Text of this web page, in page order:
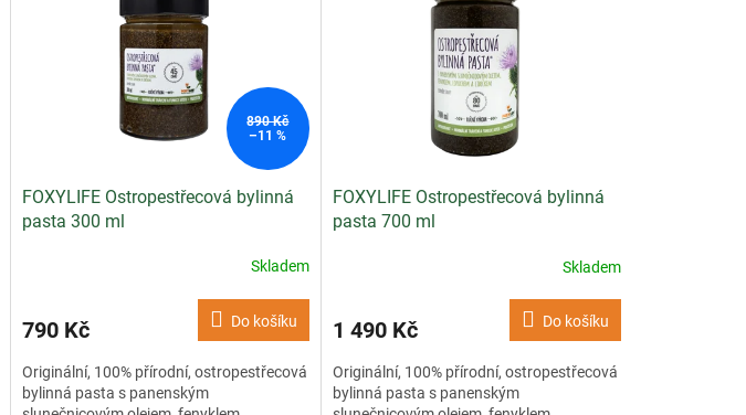
890 Kč
–11 %
FOXYLIFE Ostropestřecová bylinná
pasta 300 ml
Skladem
790 Kč Do košíku
Originální, 100% přírodní, ostropestřecová
bylinná pasta s panenským
FOXYLIFE Ostropestřecová bylinná
pasta 700 ml
Skladem
1 490 Kč Do košíku
Originální, 100% přírodní, ostropestřecová
bylinná pasta s panenským